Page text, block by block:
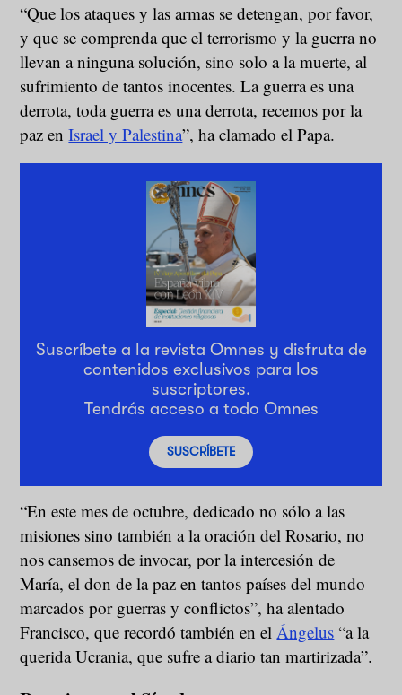
“Que los ataques y las armas se detengan, por favor,
y que se comprenda que el terrorismo y la guerra no
llevan a ninguna solución, sino solo a la muerte, al
sufrimiento de tantos inocentes. La guerra es una
derrota, toda guerra es una derrota, recemos por la
paz enIsrael y Palestina”, ha clamado el Papa.
Suscríbete a la revista Omnes y disfruta de
contenidos exclusivos para los
suscriptores.
Tendrás acceso a todo Omnes
SUSCRÍBETE
“En este mes de octubre, dedicado no sólo a las
misiones sino también a la oración del Rosario, no
nos cansemos de invocar, por la intercesión de
María, el don de la paz en tantos países del mundo
marcados por guerras y conflictos”, ha alentado
Francisco, que recordó también en elÁngelus “a la
querida Ucrania, que sufre a diario tan martirizada”.